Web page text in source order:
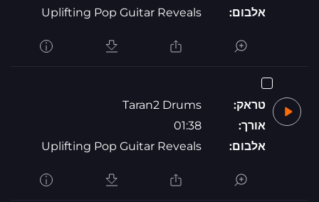
אלבום:
Uplifting Pop Guitar Reveals
טראק:
Taran2 Drums
אורך:
01:38
אלבום:
Uplifting Pop Guitar Reveals